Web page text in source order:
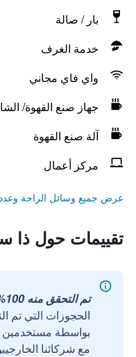
بار / صالة
خدمة الغرف
واي فاي مجاني
جهاز صنع القهوة/
آلة صنع القهوة
مركز أعمال
عرض جميع وسائل الراحة وعددها
تقييمات حول ذا
تم التحقق منه 100%
الحجوزات التي تم
مع شركائنا